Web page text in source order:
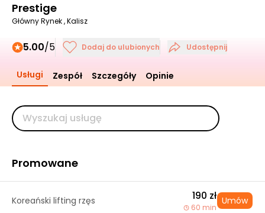
Prestige
Główny Rynek , Kalisz
5.00/5 Dodaj do ulubionych Udostępnij
Usługi Zespół Szczegóły Opinie
Promowane
Koreański lifting rzęs 190 zł
60 min
Umów